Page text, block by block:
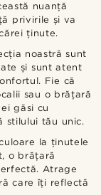
nuanță
privirile și va
ținute.
noastră sunt
și sunt atent
Fie că
sau o brățară
găsi cu
stilului tău unic.
la ținutele
o brățară
Atrage
care îți reflectă